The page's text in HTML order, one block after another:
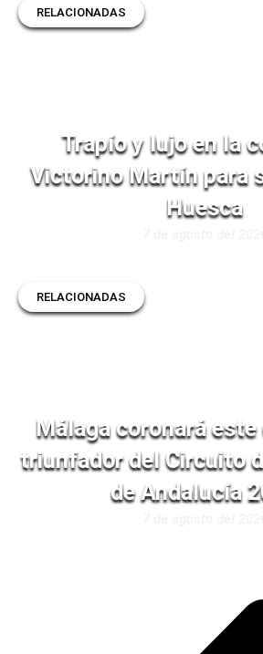
RELACIONADAS
Trapío y lujo en la
Victorino Martín para
Huesca
RELACIONADAS
Málaga coronará
triunfador del Circuito
de Andalucía